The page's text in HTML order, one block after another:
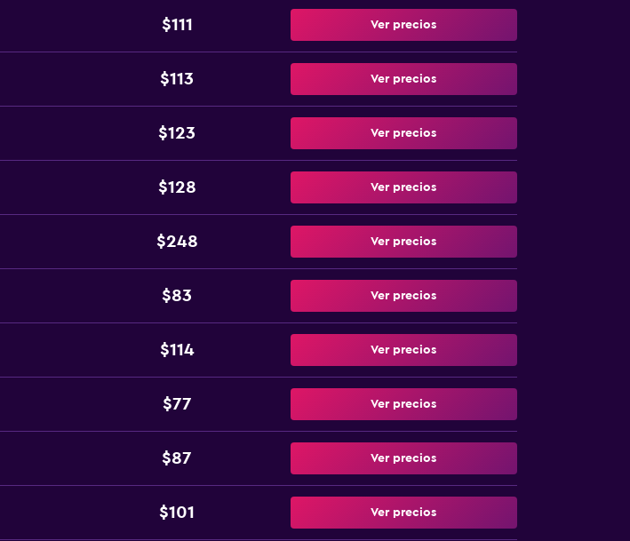
$111 Ver precios
$113 Ver precios
$123 Ver precios
$128 Ver precios
$248 Ver precios
$83 Ver precios
$114 Ver precios
$77 Ver precios
$87 Ver precios
$101 Ver precios